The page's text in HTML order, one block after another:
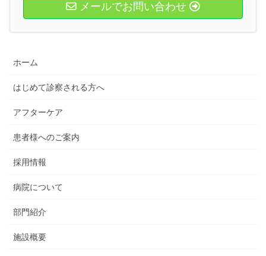
メールでお問い合わせ
ホーム
はじめて診察される方へ
アフターケア
患者様へのご案内
採用情報
病院について
部門紹介
施設概要